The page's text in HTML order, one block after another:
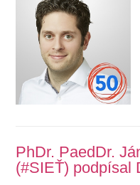
PhDr. PaedDr.
(#SIEŤ) podpísal